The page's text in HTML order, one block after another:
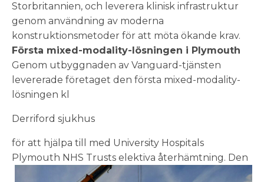
Storbritannien, och leverera klinisk infrastruktur
genom användning av moderna
konstruktionsmetoder för att möta ökande krav.
Första mixed-modality-lösningen i Plymouth
Genom utbyggnaden av Vanguard-tjänsten
levererade företaget den första mixed-modality-
lösningen kl
Derriford sjukhus
för att hjälpa till med University Hospitals
Plymouth NHS Trusts elektiva återhämtning. Den